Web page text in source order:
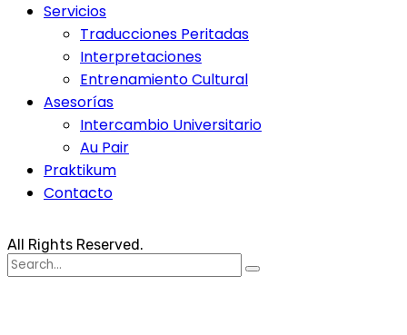
Servicios
Traducciones Peritadas
Interpretaciones
Entrenamiento Cultural
Asesorías
Intercambio Universitario
Au Pair
Praktikum
Contacto
All Rights Reserved.
Search
for: